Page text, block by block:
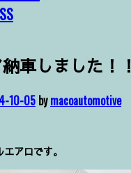
車しました！！
10-05 bymacoautomotive
アロです。